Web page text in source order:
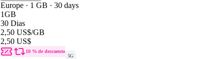
Europe · 1 GB · 30 days
1GB
30 Dias
2,50 US$/GB
2,50 US$
10 % de descuento
5G